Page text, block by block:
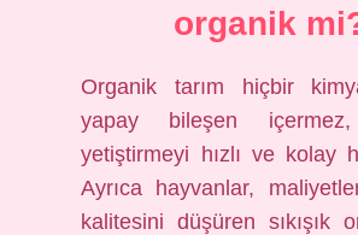
organik
Organik tarım hiçbir
yapay bileşen
yetiştirmeyi hızlı ve kolay
Ayrıca hayvanlar,
kalitesini düşüren sıkışık